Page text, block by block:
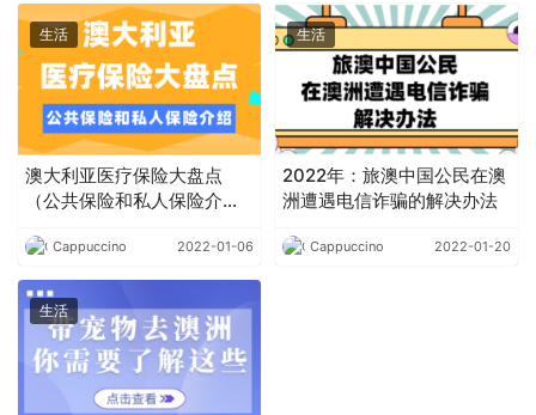
生活
澳大利亚医疗保险大盘点
（公共保险和私人保险介
Cappuccino 2022-01-06
生活
2022年：旅澳中国公民在澳
洲遭遇电信诈骗的解决办法
Cappuccino 2022-01-20
生活